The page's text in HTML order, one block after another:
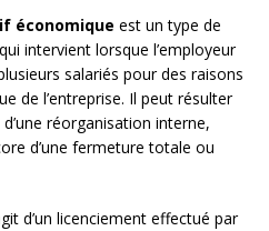
économique est un type de
intervient lorsque l’employeur
salariés pour des raisons
de l’entreprise. Il peut résulter
réorganisation interne,
d’une fermeture totale ou
d’un licenciement effectué par